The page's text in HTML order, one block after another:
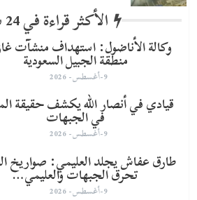
الأكثر قراءة في 24 ساعة
وكالة الأناضول: استهداف منشآت
منطقة الجبيل السعودية
9-أغسطس- 2026
قيادي في أنصار الله يكشف حقيقة
في الجبهات
9-أغسطس- 2026
طارق عفاش يجلد العليمي: صواريخ
تحرق الجبهات والعليمي…
9-أغسطس- 2026